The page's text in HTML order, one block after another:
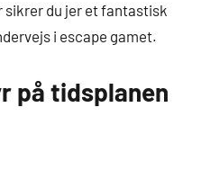
sikrer du jer et fantastisk
i escape gamet.
på tidsplanen